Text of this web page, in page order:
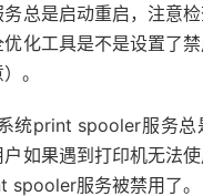
总是启动重启，注意
化工具是不是设置了
。
统print spooler服务总
如果遇到打印机无法
spooler服务被禁用了。